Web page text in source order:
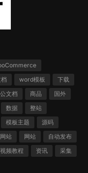
word模板
下载
文档 商品
国外
数据
整站
模板主题
源码
网站 网站
自动发布
视频教程 资讯
采集